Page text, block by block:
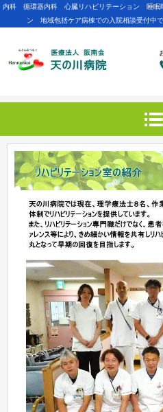
内科 循環器内科 心臓リハビリテーション 睡眠
ン 地域包括ケア病棟での入院相談受付中